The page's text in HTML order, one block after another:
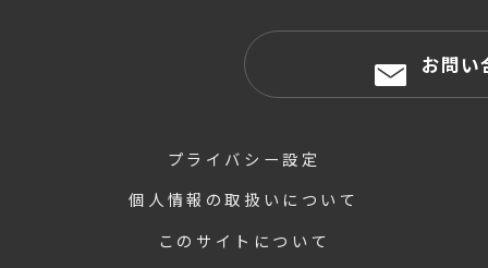
プライバシー設定
個人情報の取扱いについて
このサイトについて
お問い